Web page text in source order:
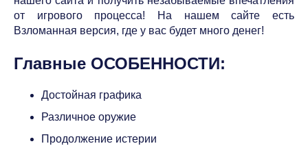
от игрового процесса! На нашем сайте есть
Взломанная версия, где у вас будет много денег!
Главные ОСОБЕННОСТИ:
Достойная графика
Различное оружие
Продолжение истерии